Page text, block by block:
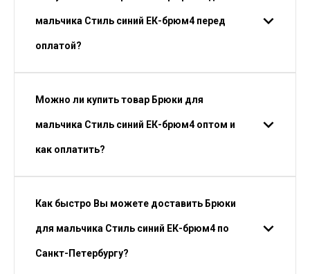
мальчика Стиль синий ЕК-брюм4 перед
оплатой?
Можно ли купить товар Брюки для
мальчика Стиль синий ЕК-брюм4 оптом и
как оплатить?
Как быстро Вы можете доставить Брюки
для мальчика Стиль синий ЕК-брюм4 по
Санкт-Петербургу?